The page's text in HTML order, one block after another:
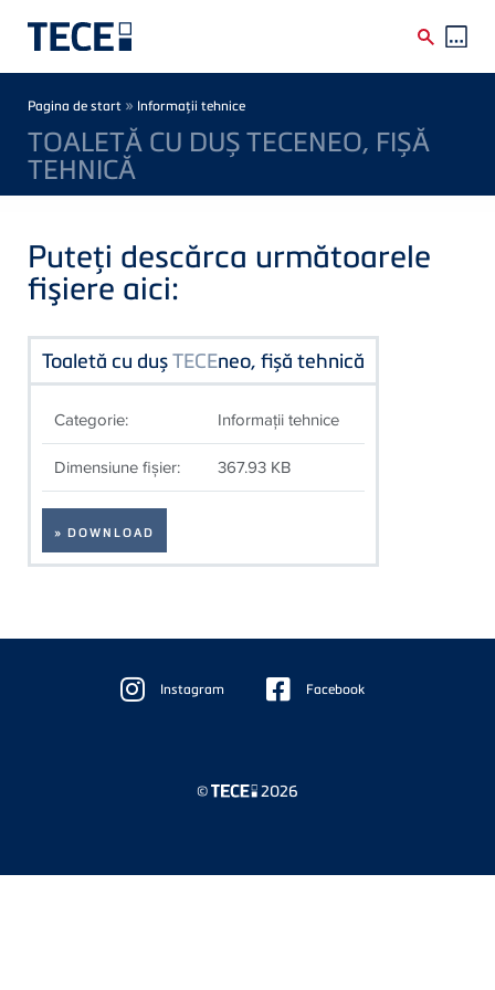
Breadcrumb
Pagina de start » Informaţii tehnice
TOALETĂ CU DUȘ TECENEO, FIȘĂ
TEHNICĂ
Puteţi descărca următoarele
fişiere aici:
Toaletă cu dușTECEneo, fișă tehnică
Categorie: Informaţii tehnice
Dimensiune fişier: 367.93 KB
» DOWNLOAD
Instagram Facebook
© 2026